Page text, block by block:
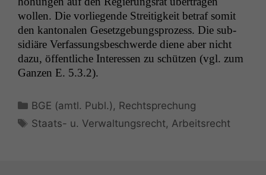
wollen. Die vor­liegende Stre­it­igkeit betraf somit
den kan­tonalen Geset­zge­bung­sprozess. Die sub­
sidiäre Ver­fas­sungs­beschw­erde diene aber nicht
dazu, öffentliche Inter­essen zu schützen (vgl. zum
Ganzen E. 5.3.2).
Kategorien
BGE (amtl. Publ.) , Rechtsprechung
Schlagwörter
Staats- u. Verwaltungsrecht,Arbeitsrecht